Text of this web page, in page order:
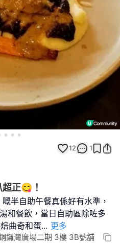
12 1
正😋！
半自助午餐真係好有水準，
和餐飲，當日自助區除咗多
曲奇和蛋... 更多
鑼灣廣場二期 3樓 3B號舖